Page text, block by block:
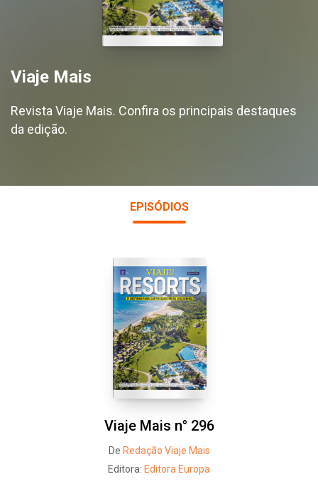
Viaje Mais
Revista Viaje Mais. Confira os principais destaques
da edição.
EPISÓDIOS
Viaje Mais n° 296
De Redação Viaje Mais
Editora: Editora Europa